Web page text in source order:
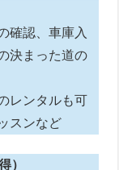
確認、車庫入
決まった道の
レンタルも可
スンなど
）